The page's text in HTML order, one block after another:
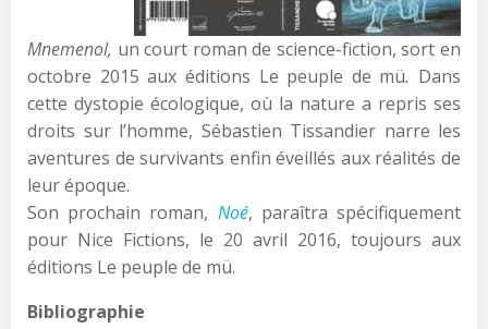
Mnemenol, un court roman de science-fiction, sort en
octobre 2015aux éditions Le peuple de mü. Dans
cette dystopie écologique, où la nature a repris ses
droits sur l’homme, Sébastien Tissandier narre les
aventures de survivants enfin éveillés aux réalités de
leur époque.
Son prochain roman, Noé, paraîtra spécifiquement
pour Nice Fictions, le 20 avril 2016, toujours aux
éditions Le peuple de mü.
Bibliographie